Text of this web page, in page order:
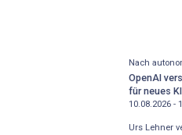
Nach
OpenAI
für neues
10.08.2026 -
Urs Lehner